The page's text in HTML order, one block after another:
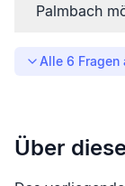
Palmbach
Alle 6 Fragen
Über